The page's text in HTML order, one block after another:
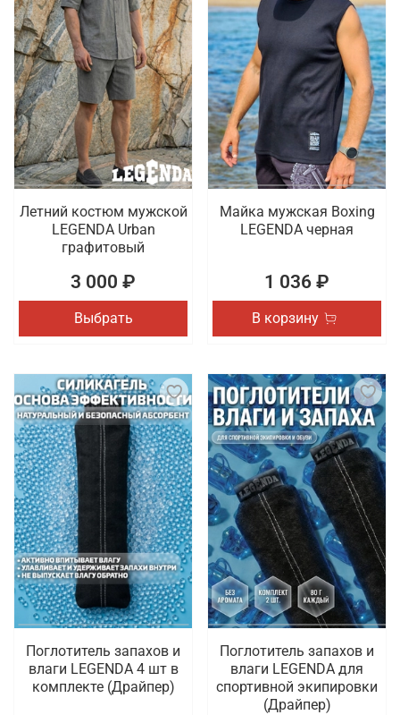
Летний костюм мужской
LEGENDA Urban
графитовый
3 000 ₽
Выбрать
Майка мужская Boxing
LEGENDA черная
1 036 ₽
В корзину
Поглотитель запахов и
влаги LEGENDA 4 шт в
комплекте (Драйпер)
Поглотитель запахов и
влаги LEGENDA для
спортивной экипировки
(Драйпер)